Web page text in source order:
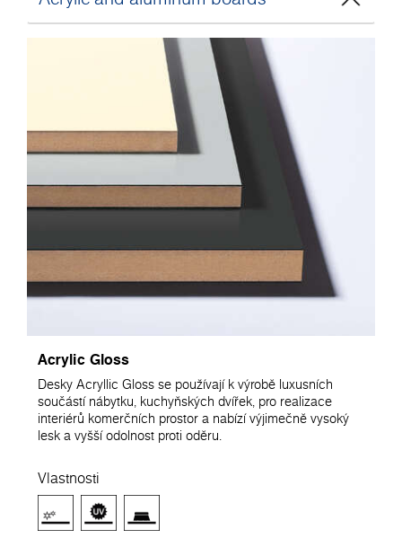
Acrylic Gloss
Desky Acryllic Gloss se používají k výrobě luxusních
součástí nábytku, kuchyňských dvířek, pro realizace
interiérů komerčních prostor a nabízí výjimečně vysoký
lesk a vyšší odolnost proti oděru.
Vlastnosti